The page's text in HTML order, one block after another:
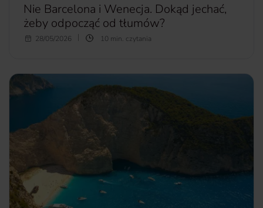
Nie Barcelona i Wenecja. Dokąd jechać,
żeby odpocząć od tłumów?
Urlop to czas odpoczynku. Czas, w którym chcemy
plany. W rezultacie najpopularniejsze kierunki są oblegane
przez turystów. Dokąd jechać, by odpocząć od tłumów?
Wbrew pozorom istnieją jeszcze enklawy spokoju.
28/05/2026 10 min. czytania